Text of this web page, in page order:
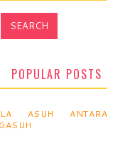
POPULAR POSTS
ASUH ANTARA